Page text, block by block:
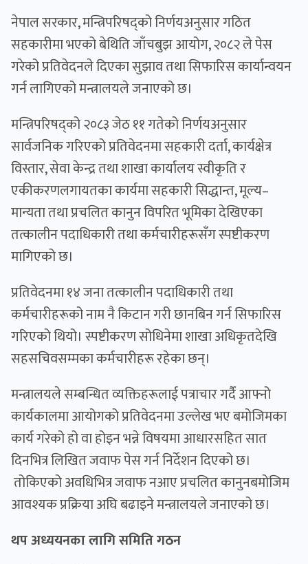
नेपाल सरकार, मन्त्रिपरिषद्को निर्णयअनुसार गठित
सहकारीमा भएको बेथिति जाँचबुझ आयोग, २०८२ ले पेस
गरेको प्रतिवेदनले दिएका सुझाव तथा सिफारिस कार्यान्वयन
गर्न लागिएको मन्त्रालयले जनाएको छ।
मन्त्रिपरिषद्को २०८३ जेठ ११ गतेको निर्णयअनुसार
सार्वजनिक गरिएको प्रतिवेदनमा सहकारी दर्ता, कार्यक्षेत्र
विस्तार, सेवा केन्द्र तथा शाखा कार्यालय स्वीकृति र
एकीकरणलगायतका कार्यमा सहकारी सिद्धान्त, मूल्य–
मान्यता तथा प्रचलित कानुन विपरित भूमिका देखिएका
तत्कालीन पदाधिकारी तथा कर्मचारीहरूसँग स्पष्टीकरण
मागिएको छ।
प्रतिवेदनमा १४ जना तत्कालीन पदाधिकारी तथा
कर्मचारीहरूको नाम नै किटान गरी छानबिन गर्न सिफारिस
गरिएको थियो। स्पष्टीकरण सोधिनेमा शाखा अधिकृतदेखि
सहसचिवसम्मका कर्मचारीहरू रहेका छन्।
मन्त्रालयले सम्बन्धित व्यक्तिहरूलाई पत्राचार गर्दै आफ्नो
कार्यकालमा आयोगको प्रतिवेदनमा उल्लेख भए बमोजिमका
कार्य गरेको हो वा होइन भन्ने विषयमा आधारसहित सात
दिनभित्र लिखित जवाफ पेस गर्न निर्देशन दिएको छ।
तोकिएको अवधिभित्र जवाफ नआए प्रचलित कानुनबमोजिम
आवश्यक प्रक्रिया अघि बढाइने मन्त्रालयले जनाएको छ।
थप अध्ययनका लागि समिति गठन